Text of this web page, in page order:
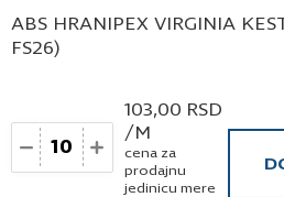
ABS HRANIPEX VIRGINIA
FS26)
Količina
103,00 RSD
/M
cena za
prodajnu
jedinicu mere